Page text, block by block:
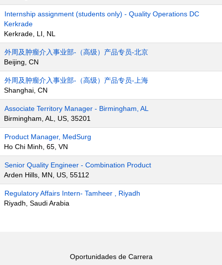
Internship assignment (students only) - Quality Operations DC
Kerkrade
Kerkrade, LI, NL
外周及肿瘤介入事业部-（高级）产品专员-北京
Beijing, CN
外周及肿瘤介入事业部-（高级）产品专员-上海
Shanghai, CN
Associate Territory Manager - Birmingham, AL
Birmingham, AL, US, 35201
Product Manager, MedSurg
Ho Chi Minh, 65, VN
Senior Quality Engineer - Combination Product
Arden Hills, MN, US, 55112
Regulatory Affairs Intern- Tamheer , Riyadh
Riyadh, Saudi Arabia
Oportunidades de Carrera